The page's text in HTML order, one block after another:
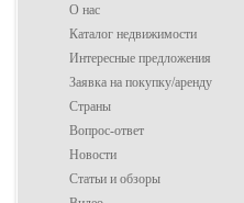
О нас
Каталог недвижимости
Интересные предложения
Заявка на покупку/аренду
Страны
Вопрос-ответ
Новости
Статьи и обзоры